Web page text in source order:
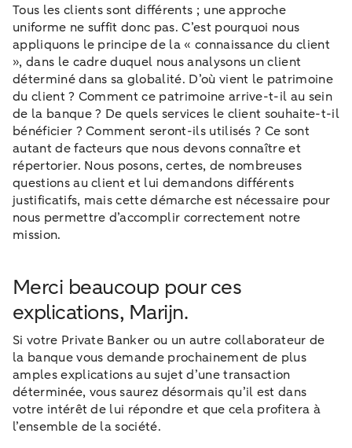
Tous les clients sont différents ; une approche
uniforme ne suffit donc pas. C’est pourquoi nous
appliquons le principe de la « connaissance du client
», dans le cadre duquel nous analysons un client
déterminé dans sa globalité. D’où vient le patrimoine
du client ? Comment ce patrimoine arrive-t-il au sein
de la banque ? De quels services le client souhaite-t-il
bénéficier ? Comment seront-ils utilisés ? Ce sont
autant de facteurs que nous devons connaître et
répertorier. Nous posons, certes, de nombreuses
questions au client et lui demandons différents
justificatifs, mais cette démarche est nécessaire pour
nous permettre d’accomplir correctement notre
mission.
Merci beaucoup pour ces
explications, Marijn.
Si votre Private Banker ou un autre collaborateur de
la banque vous demande prochainement de plus
amples explications au sujet d’une transaction
déterminée, vous saurez désormais qu’il est dans
votre intérêt de lui répondre et que cela profitera à
l’ensemble de la société.